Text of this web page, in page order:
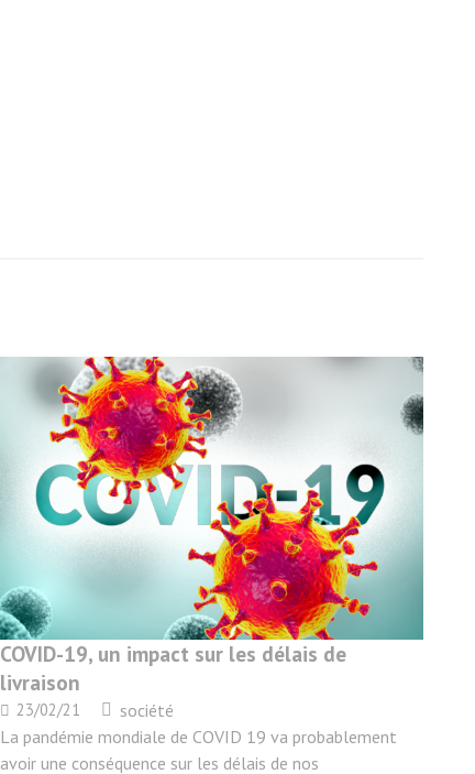
COVID-19, un impact sur les délais de
livraison
23/02/21
société
La pandémie mondiale de COVID 19 va probablement
avoir une conséquence sur les délais de nos